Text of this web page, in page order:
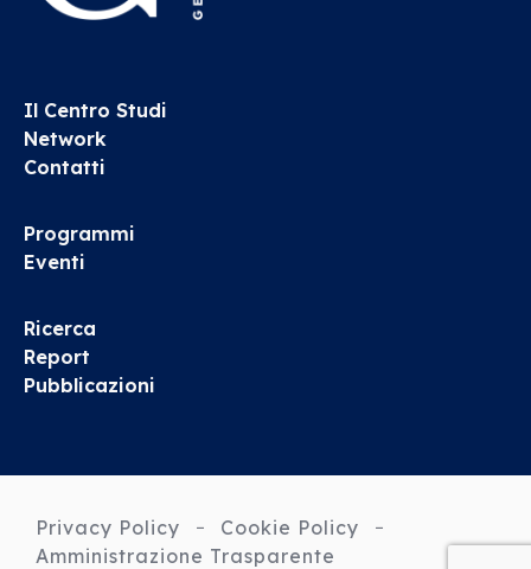
Il Centro Studi
Network
Contatti
Programmi
Eventi
Ricerca
Report
Pubblicazioni
Privacy Policy
Cookie Policy
Amministrazione Trasparente